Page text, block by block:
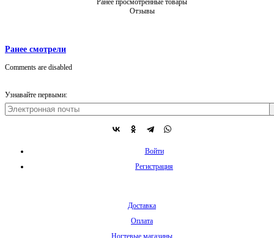
Ранее просмотренные товары
Отзывы
Ранее смотрели
Comments are disabled
Узнавайте первыми:
Войти
Регистрация
Доставка
Оплата
Ногтевые магазины